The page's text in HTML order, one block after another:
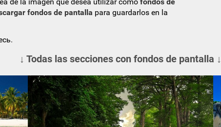
de la imagen que desea utilizar comofondos de
fondos de pantalla para guardarlos en la
↓ Todas las secciones con fondos de pantalla ↓